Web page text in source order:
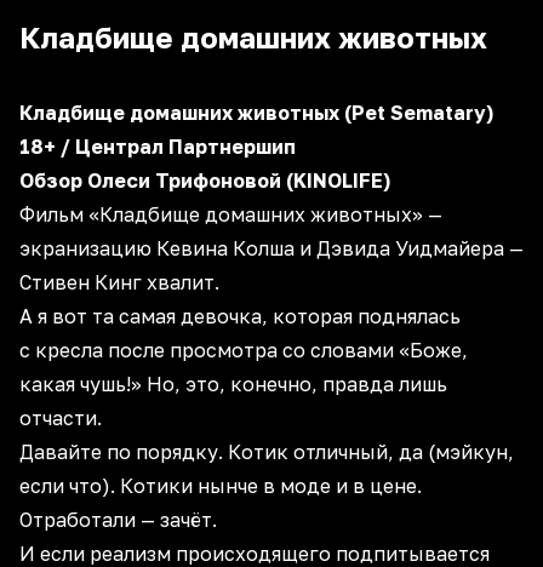
Кладбище домашних животных
Кладбище домашних животных (Pet Sematary)
18+ / Централ Партнершип
Обзор Олеси Трифоновой (KINOLIFE)
Фильм «Кладбище домашних животных» —
экранизацию Кевина Колша и Дэвида Уидмайера —
Стивен Кинг хвалит.
А я вот та самая девочка, которая поднялась
с кресла после просмотра со словами «Боже,
какая чушь!» Но, это, конечно, правда лишь
отчасти.
Давайте по порядку. Котик отличный, да (мэйкун,
если что). Котики нынче в моде и в цене.
Отработали — зачёт.
И если реализм происходящего подпитывается